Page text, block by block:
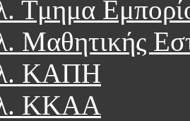
Τμημα
Μαθητικής
ΚΑΠΗ
ΚΚΑΑ